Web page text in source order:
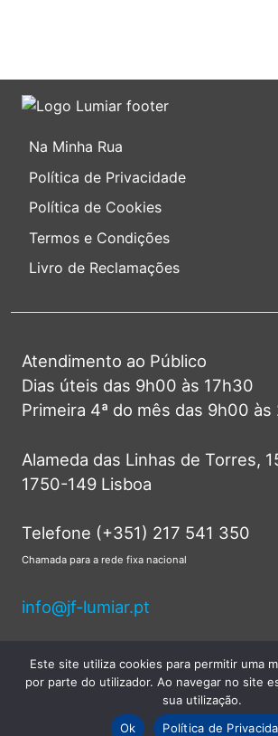
Na Minha Rua
Política de Privacidade
Política de Cookies
Termos e Condições
Livro de Reclamações
Atendimento ao Público
Dias úteis das 9h00 às 17h30
Primeira 4ª do mês das 9h00
Alameda das Linhas de Torres,
1750-149 Lisboa
Telefone (+351) 217 541 350
Chamada para a rede fixa nacional
info@jf-lumiar.pt
© 2026 Junta de Freguesia
Todos os direitos
Este site utiliza cookies para permitir uma
por parte do utilizador. Ao navegar no site
sua utilização.
Ok
Política de